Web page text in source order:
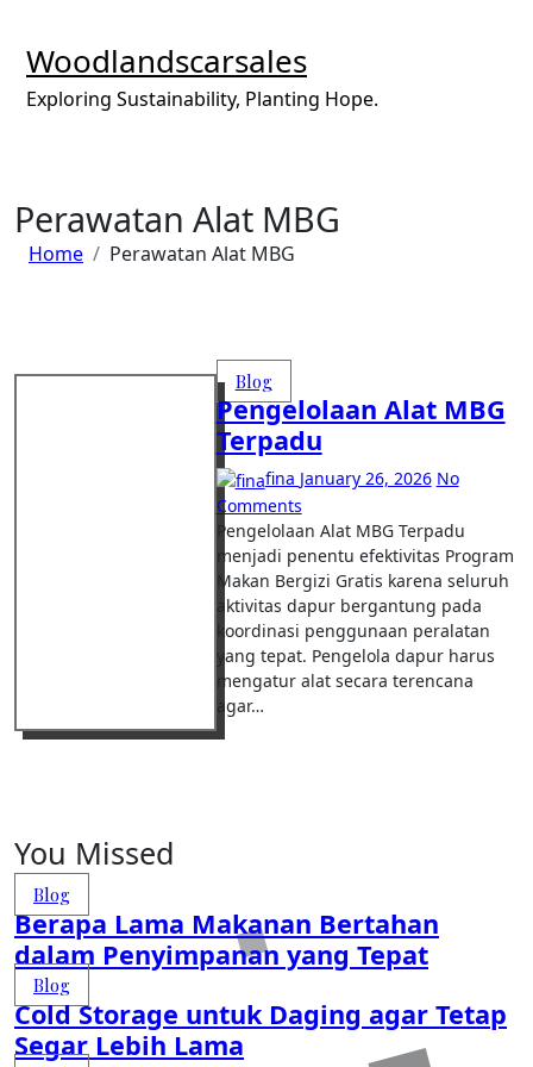
content
Woodlandscarsales
Exploring Sustainability, Planting Hope.
Perawatan Alat MBG
Home Perawatan Alat MBG
Blog
Pengelolaan Alat MBG
Terpadu
fina January 26, 2026 No
Comments
Pengelolaan Alat MBG Terpadu
menjadi penentu efektivitas Program
Makan Bergizi Gratis karena seluruh
aktivitas dapur bergantung pada
koordinasi penggunaan peralatan
yang tepat. Pengelola dapur harus
mengatur alat secara terencana
agar…
You Missed
Blog
Berapa Lama Makanan Bertahan
dalam Penyimpanan yang Tepat
Blog
Cold Storage untuk Daging agar Tetap
Segar Lebih Lama